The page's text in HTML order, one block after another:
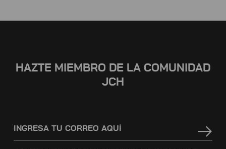
HAZTE MIEMBRO DE LA COMUNIDAD
JCH